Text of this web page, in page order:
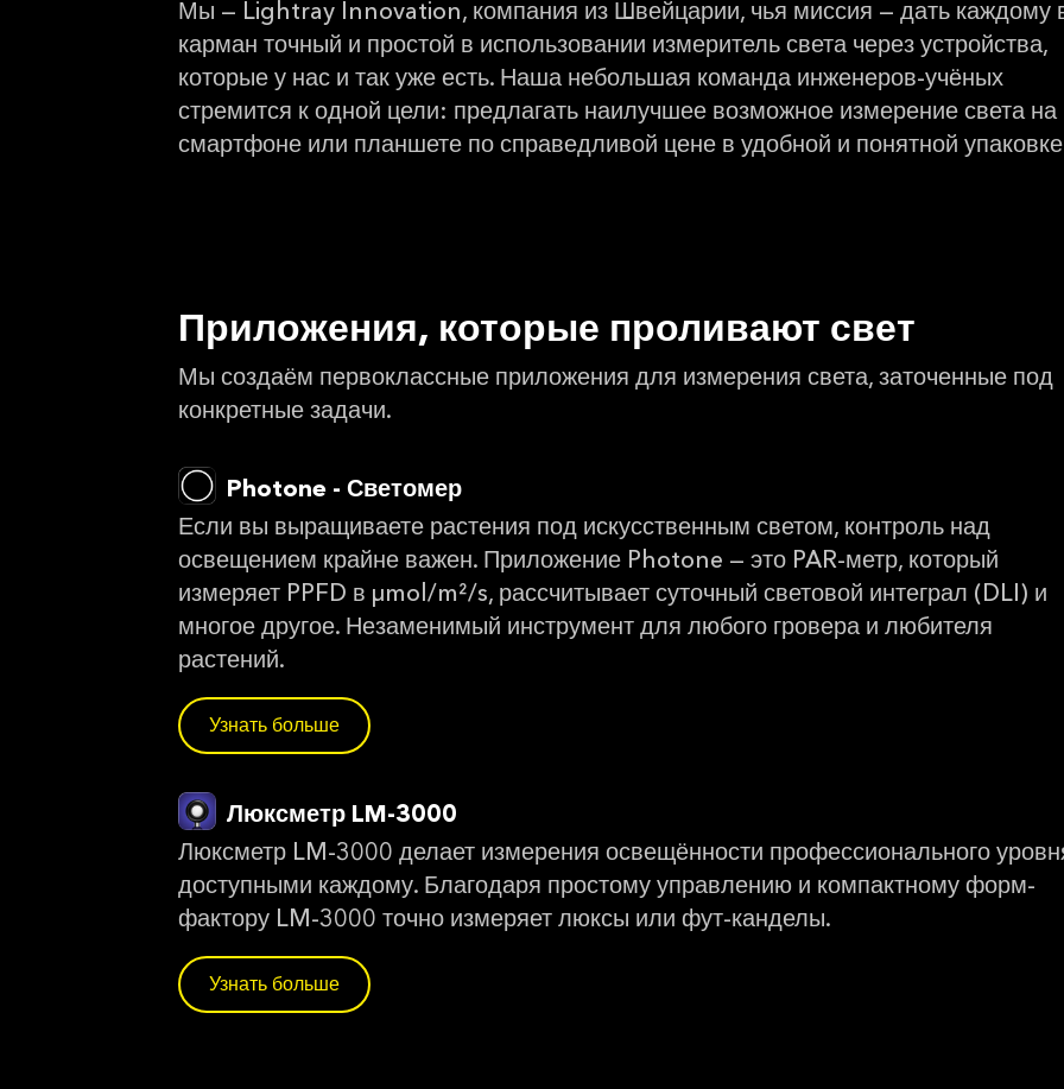
Мы — Lightray Innovation, компания из Швейцарии, чья миссия — дать каждому
карман точный и простой в использовании измеритель света через устройства,
которые у нас и так уже есть. Наша небольшая команда инженеров-учёных
стремится к одной цели: предлагать наилучшее возможное измерение света на
смартфоне или планшете по справедливой цене в удобной и понятной
Приложения, которые проливают свет
Мы создаём первоклассные приложения для измерения света, заточенные под
конкретные задачи.
Photone - Светомер
Если вы выращиваете растения под искусственным светом, контроль над
освещением крайне важен. Приложение Photone — это PAR-метр, который
измеряет PPFD в μmol/m²/s, рассчитывает суточный световой интеграл (DLI) и
многое другое. Незаменимый инструмент для любого гровера и любителя
растений.
Узнать больше
Люксметр LM-3000
Люксметр LM-3000 делает измерения освещённости профессионального
доступными каждому. Благодаря простому управлению и компактному форм-
фактору LM-3000 точно измеряет люксы или фут-канделы.
Узнать больше